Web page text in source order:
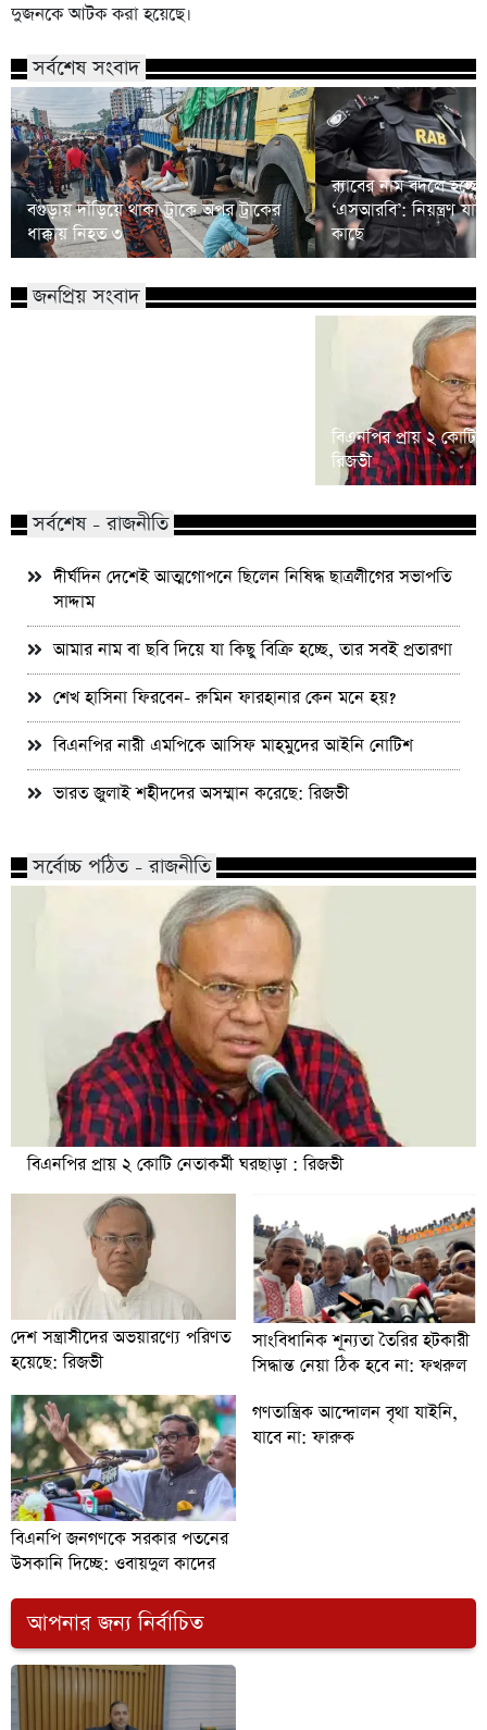
দুজনকে আটক করা হয়েছে।
সর্বশেষ সংবাদ
বগুড়ায় দাঁড়িয়ে থাকা ট্রাকে অপর ট্রাকের
ধাক্কায় নিহত ৩
র‍্যাবের নাম বদলে হচ্ছে
‘এসআরবি’: নিয়ন্ত্রণ
কাছে
জনপ্রিয় সংবাদ
বিএনপির প্রায় ২ কোটি
রিজভী
সর্বশেষ - রাজনীতি
দীর্ঘদিন দেশেই আত্মগোপনে ছিলেন নিষিদ্ধ ছাত্রলীগের সভাপতি
সাদ্দাম
আমার নাম বা ছবি দিয়ে যা কিছু বিক্রি হচ্ছে, তার সবই প্রতারণা
শেখ হাসিনা ফিরবেন- রুমিন ফারহানার কেন মনে হয়?
বিএনপির নারী এমপিকে আসিফ মাহমুদের আইনি নোটিশ
ভারত জুলাই শহীদদের অসম্মান করেছে: রিজভী
সর্বোচ্চ পঠিত - রাজনীতি
বিএনপির প্রায় ২ কোটি নেতাকর্মী ঘরছাড়া : রিজভী
দেশ সন্ত্রাসীদের অভয়ারণ্যে পরিণত
হয়েছে: রিজভী
সাংবিধানিক শূন্যতা তৈরির হটকারী
সিদ্ধান্ত নেয়া ঠিক হবে না: ফখরুল
বিএনপি জনগণকে সরকার পতনের
উসকানি দিচ্ছে: ওবায়দুল কাদের
গণতান্ত্রিক আন্দোলন বৃথা যাইনি,
যাবে না: ফারুক
আপনার জন্য নির্বাচিত